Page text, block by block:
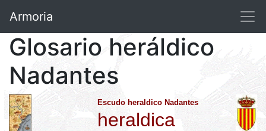
Armoria
Glosario heráldico
Nadantes
Escudo heraldico Nadantes
heraldica